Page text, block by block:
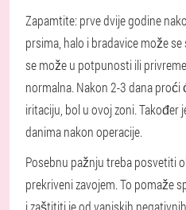
Zapamtite: prve dvije godine
prsima, halo i bradavice može se
se može u potpunosti ili
normalna. Nakon 2-3 dana proći
iritaciju, bol u ovoj zoni. Također
danima nakon operacije.
Posebnu pažnju treba posvetiti
prekriveni zavojem. To pomaže
i zaštititi je od vanjskih